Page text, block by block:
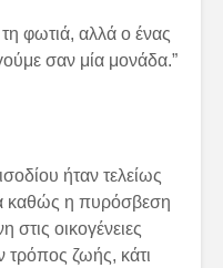
φωτιά, αλλά ο ένας
σαν μία μονάδα.”
ήταν τελείως
καθώς η πυρόσβεση
στις οικογένειες
τρόπος ζωής, κάτι